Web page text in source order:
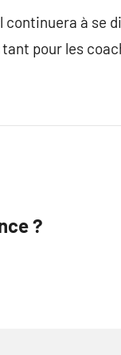
continuera à se
pour les
?